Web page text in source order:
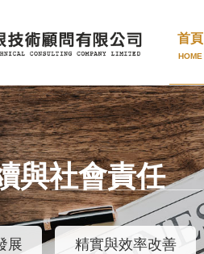
首頁
HOME
與社會責任
展 精實與效率改善